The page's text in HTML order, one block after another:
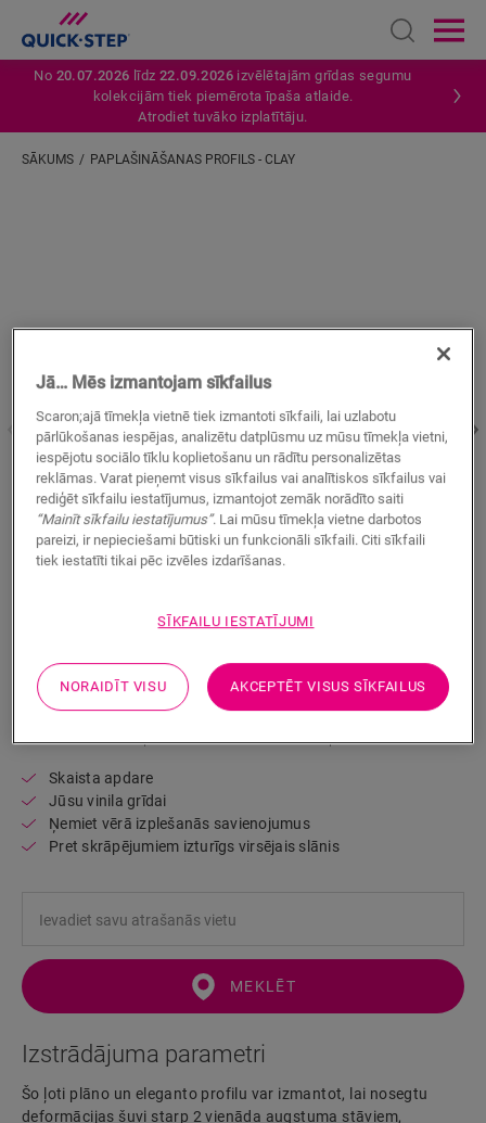
Open
No 20.07.2026 līdz22.09.2026 izvēlētajām grīdas segumu
kolekcijām tiek piemērota īpaša atlaide.
Atrodiet tuvāko izplatītāju.
SĀKUMS PAPLAŠINĀŠANAS PROFILS - CLAY
Paplašināšanas profils - Clay
VINILA AKSESUĀRI PAPLAŠINĀŠANAS PROFILS NEVEXPCLAY
Skaista apdare
Jūsu vinila grīdai
Ņemiet vērā izplešanās savienojumus
Pret skrāpējumiem izturīgs virsējais slānis
MEKLĒT
Izstrādājuma parametri
Šo ļoti plāno un eleganto profilu var izmantot, lai nosegtu
deformācijas šuvi starp 2 vienāda augstuma stāviem,
Jā… Mēs izmantojam sīkfailus
Scaron;ajā tīmekļa vietnē tiek izmantoti sīkfaili, lai uzlabotu
pārlūkošanas iespējas, analizētu datplūsmu uz mūsu tīmekļa vietni,
iespējotu sociālo tīklu koplietošanu un rādītu personalizētas
reklāmas. Varat pieņemt visus sīkfailus vai analītiskos sīkfailus vai
rediģēt sīkfailu iestatījumus, izmantojot zemāk norādīto saiti
“Mainīt sīkfailu iestatījumus”. Lai mūsu tīmekļa vietne darbotos
pareizi, ir nepieciešami būtiski un funkcionāli sīkfaili. Citi sīkfaili
tiek iestatīti tikai pēc izvēles izdarīšanas.
SĪKFAILU IESTATĪJUMI
NORAIDĪT VISU AKCEPTĒT VISUS SĪKFAILUS